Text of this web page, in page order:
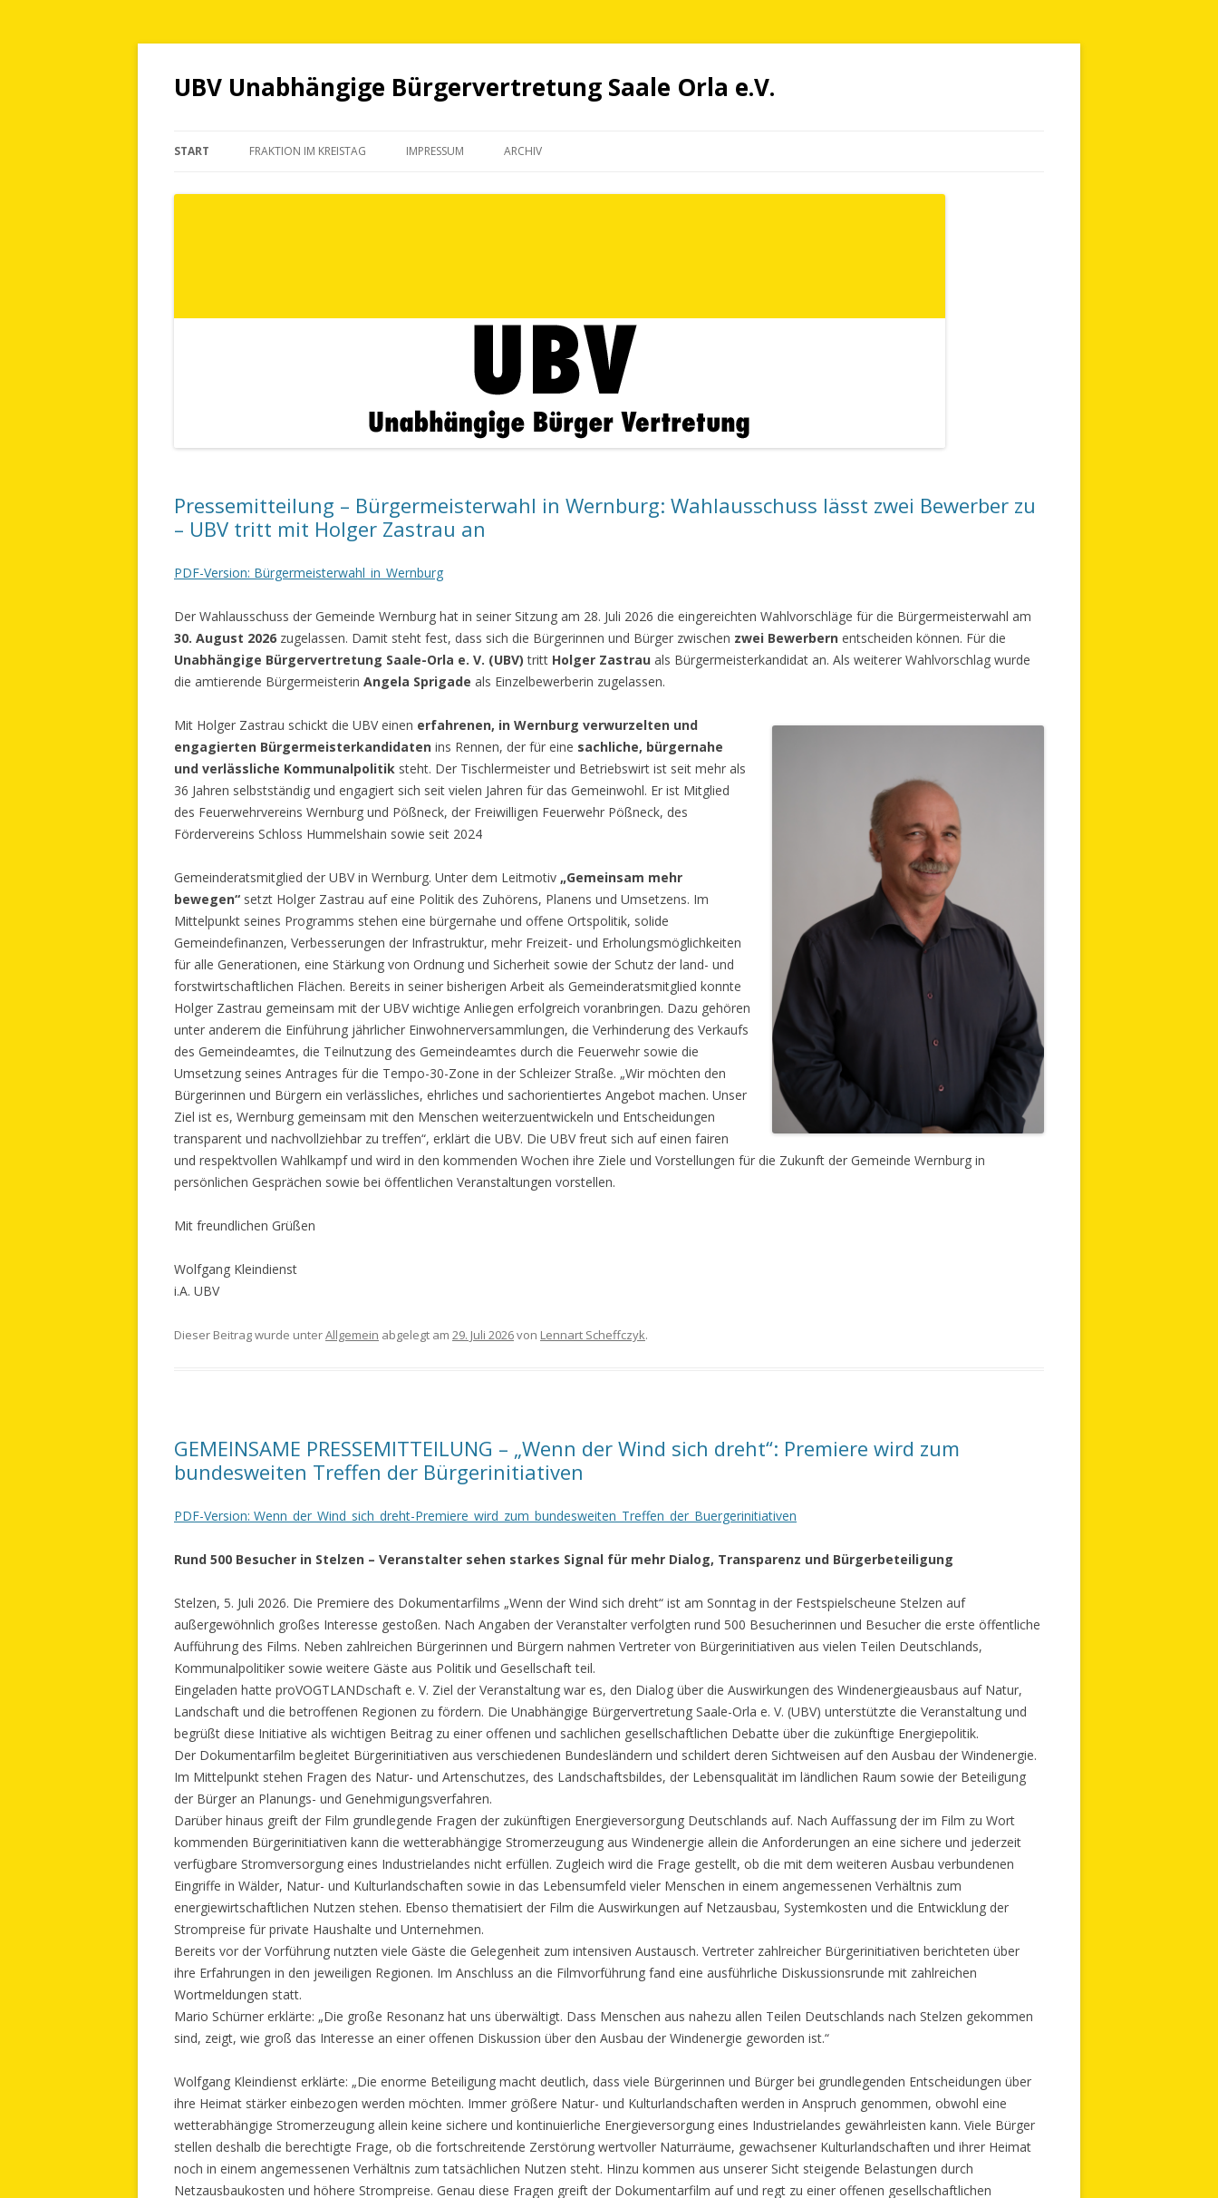
UBV Unabhängige Bürgervertretung Saale Orla e.V.
START FRAKTION IM KREISTAG IMPRESSUM ARCHIV
Pressemitteilung – Bürgermeisterwahl in Wernburg: Wahlausschuss lässt zwei Bewerber zu
– UBV tritt mit Holger Zastrau an
PDF-Version: Bürgermeisterwahl_in_Wernburg
Der Wahlausschuss der Gemeinde Wernburg hat in seiner Sitzung am 28. Juli 2026 die eingereichten Wahlvorschläge für die Bürgermeisterwahl am
30. August 2026 zugelassen. Damit steht fest, dass sich die Bürgerinnen und Bürger zwischen zwei Bewerbern entscheiden können. Für die
Unabhängige Bürgervertretung Saale-Orla e. V. (UBV) tritt Holger Zastrau als Bürgermeisterkandidat an. Als weiterer Wahlvorschlag wurde
die amtierende Bürgermeisterin Angela Sprigade als Einzelbewerberin zugelassen.
Mit Holger Zastrau schickt die UBV einen erfahrenen, in Wernburg verwurzelten und
engagierten Bürgermeisterkandidaten ins Rennen, der für eine sachliche, bürgernahe
und verlässliche Kommunalpolitik steht. Der Tischlermeister und Betriebswirt ist seit mehr als
36 Jahren selbstständig und engagiert sich seit vielen Jahren für das Gemeinwohl. Er ist Mitglied
des Feuerwehrvereins Wernburg und Pößneck, der Freiwilligen Feuerwehr Pößneck, des
Fördervereins Schloss Hummelshain sowie seit 2024
Gemeinderatsmitglied der UBV in Wernburg. Unter dem Leitmotiv „Gemeinsam mehr
bewegen“ setzt Holger Zastrau auf eine Politik des Zuhörens, Planens und Umsetzens. Im
Mittelpunkt seines Programms stehen eine bürgernahe und offene Ortspolitik, solide
Gemeindefinanzen, Verbesserungen der Infrastruktur, mehr Freizeit- und Erholungsmöglichkeiten
für alle Generationen, eine Stärkung von Ordnung und Sicherheit sowie der Schutz der land- und
forstwirtschaftlichen Flächen. Bereits in seiner bisherigen Arbeit als Gemeinderatsmitglied konnte
Holger Zastrau gemeinsam mit der UBV wichtige Anliegen erfolgreich voranbringen. Dazu gehören
unter anderem die Einführung jährlicher Einwohnerversammlungen, die Verhinderung des Verkaufs
des Gemeindeamtes, die Teilnutzung des Gemeindeamtes durch die Feuerwehr sowie die
Umsetzung seines Antrages für die Tempo-30-Zone in der Schleizer Straße. „Wir möchten den
Bürgerinnen und Bürgern ein verlässliches, ehrliches und sachorientiertes Angebot machen. Unser
Ziel ist es, Wernburg gemeinsam mit den Menschen weiterzuentwickeln und Entscheidungen
transparent und nachvollziehbar zu treffen“, erklärt die UBV. Die UBV freut sich auf einen fairen
und respektvollen Wahlkampf und wird in den kommenden Wochen ihre Ziele und Vorstellungen für die Zukunft der Gemeinde Wernburg in
persönlichen Gesprächen sowie bei öffentlichen Veranstaltungen vorstellen.
Mit freundlichen Grüßen
Wolfgang Kleindienst
i.A. UBV
Dieser Beitrag wurde unterAllgemein abgelegt am 29. Juli 2026von Lennart Scheffczyk.
GEMEINSAME PRESSEMITTEILUNG – „Wenn der Wind sich dreht“: Premiere wird zum
bundesweiten Treffen der Bürgerinitiativen
PDF-Version: Wenn_der_Wind_sich_dreht-Premiere_wird_zum_bundesweiten_Treffen_der_Buergerinitiativen
Rund 500 Besucher in Stelzen – Veranstalter sehen starkes Signal für mehr Dialog, Transparenz und Bürgerbeteiligung
Stelzen, 5. Juli 2026. Die Premiere des Dokumentarfilms „Wenn der Wind sich dreht“ ist am Sonntag in der Festspielscheune Stelzen auf
außergewöhnlich großes Interesse gestoßen. Nach Angaben der Veranstalter verfolgten rund 500 Besucherinnen und Besucher die erste öffentliche
Aufführung des Films. Neben zahlreichen Bürgerinnen und Bürgern nahmen Vertreter von Bürgerinitiativen aus vielen Teilen Deutschlands,
Kommunalpolitiker sowie weitere Gäste aus Politik und Gesellschaft teil.
Eingeladen hatte proVOGTLANDschaft e. V. Ziel der Veranstaltung war es, den Dialog über die Auswirkungen des Windenergieausbaus auf Natur,
Landschaft und die betroffenen Regionen zu fördern. Die Unabhängige Bürgervertretung Saale-Orla e. V. (UBV) unterstützte die Veranstaltung und
begrüßt diese Initiative als wichtigen Beitrag zu einer offenen und sachlichen gesellschaftlichen Debatte über die zukünftige Energiepolitik.
Der Dokumentarfilm begleitet Bürgerinitiativen aus verschiedenen Bundesländern und schildert deren Sichtweisen auf den Ausbau der Windenergie.
Im Mittelpunkt stehen Fragen des Natur- und Artenschutzes, des Landschaftsbildes, der Lebensqualität im ländlichen Raum sowie der Beteiligung
der Bürger an Planungs- und Genehmigungsverfahren.
Darüber hinaus greift der Film grundlegende Fragen der zukünftigen Energieversorgung Deutschlands auf. Nach Auffassung der im Film zu Wort
kommenden Bürgerinitiativen kann die wetterabhängige Stromerzeugung aus Windenergie allein die Anforderungen an eine sichere und jederzeit
verfügbare Stromversorgung eines Industrielandes nicht erfüllen. Zugleich wird die Frage gestellt, ob die mit dem weiteren Ausbau verbundenen
Eingriffe in Wälder, Natur- und Kulturlandschaften sowie in das Lebensumfeld vieler Menschen in einem angemessenen Verhältnis zum
energiewirtschaftlichen Nutzen stehen. Ebenso thematisiert der Film die Auswirkungen auf Netzausbau, Systemkosten und die Entwicklung der
Strompreise für private Haushalte und Unternehmen.
Bereits vor der Vorführung nutzten viele Gäste die Gelegenheit zum intensiven Austausch. Vertreter zahlreicher Bürgerinitiativen berichteten über
ihre Erfahrungen in den jeweiligen Regionen. Im Anschluss an die Filmvorführung fand eine ausführliche Diskussionsrunde mit zahlreichen
Wortmeldungen statt.
Mario Schürner erklärte: „Die große Resonanz hat uns überwältigt. Dass Menschen aus nahezu allen Teilen Deutschlands nach Stelzen gekommen
sind, zeigt, wie groß das Interesse an einer offenen Diskussion über den Ausbau der Windenergie geworden ist.“
Wolfgang Kleindienst erklärte: „Die enorme Beteiligung macht deutlich, dass viele Bürgerinnen und Bürger bei grundlegenden Entscheidungen über
ihre Heimat stärker einbezogen werden möchten. Immer größere Natur- und Kulturlandschaften werden in Anspruch genommen, obwohl eine
wetterabhängige Stromerzeugung allein keine sichere und kontinuierliche Energieversorgung eines Industrielandes gewährleisten kann. Viele Bürger
stellen deshalb die berechtigte Frage, ob die fortschreitende Zerstörung wertvoller Naturräume, gewachsener Kulturlandschaften und ihrer Heimat
noch in einem angemessenen Verhältnis zum tatsächlichen Nutzen steht. Hinzu kommen aus unserer Sicht steigende Belastungen durch
Netzausbaukosten und höhere Strompreise. Genau diese Fragen greift der Dokumentarfilm auf und regt zu einer offenen gesellschaftlichen